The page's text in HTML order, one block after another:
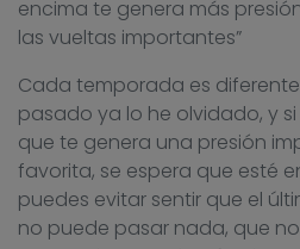
encima te genera más
las vueltas importantes”
Cada temporada es
pasado ya lo he olvidado, y
que te genera una presión
favorita, se espera que esté
puedes evitar sentir que el
no puede pasar nada, que